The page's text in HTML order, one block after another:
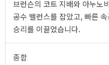
브런슨의 코트 지배와 아누노
공수 밸런스를 잡았고, 빠른
승리를 이끌었습니다.
종합